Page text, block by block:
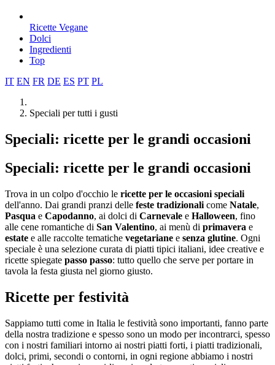
Ricette Vegane
Dolci
Ingredienti
Top
IT EN FR DE ES PT PL
Speciali per tutti i gusti
Speciali: ricette per le grandi occasioni
Speciali: ricette per le grandi occasioni
Trova in un colpo d'occhio le ricette per le occasioni speciali
dell'anno. Dai grandi pranzi delle feste tradizionali come Natale,
Pasqua e Capodanno, ai dolci di Carnevale e Halloween, fino
alle cene romantiche di San Valentino, ai menù di primavera e
estate e alle raccolte tematiche vegetariane e senza glutine. Ogni
speciale è una selezione curata di piatti tipici italiani, idee creative e
ricette spiegate passo passo: tutto quello che serve per portare in
tavola la festa giusta nel giorno giusto.
Ricette per festività
Sappiamo tutti come in Italia le festività sono importanti, fanno parte
della nostra tradizione e spesso sono un modo per incontrarci, spesso
con i nostri familiari intorno ai nostri piatti forti, i piatti tradizionali,
dolci, primi, secondi o contorni, in ogni regione abbiamo i nostri